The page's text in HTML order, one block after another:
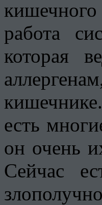
кишечного
работа
которая
есть
он очень
Сейчас